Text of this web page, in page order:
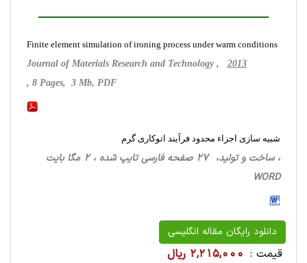
Finite element simulation of ironing process under warm conditions
Journal of Materials Research and Technology , 2013
, 8 Pages, 3 Mb, PDF
شبیه سازی اجزاء محدود فرآیند اتوکاری گرم
، ساخت‌ و تولید، 27 صفحه فارسی تایپ شده ، 2 مگا بایت
WORD
دانلود رایگان مقاله انگلیسی
قیمت : 2,215,000 ریال